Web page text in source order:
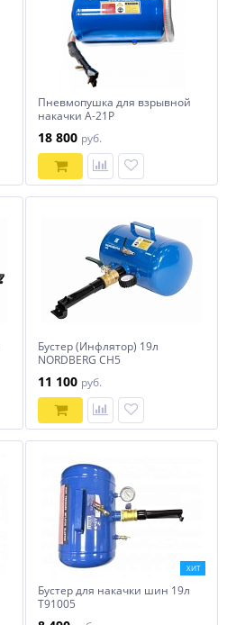
Пневмопушка для взрывной
накачки A-21P
18 800 руб.
Бустер (Инфлятор) 19л
NORDBERG CH5
11 100 руб.
ХИТ
Бустер для накачки шин 19л
T91005